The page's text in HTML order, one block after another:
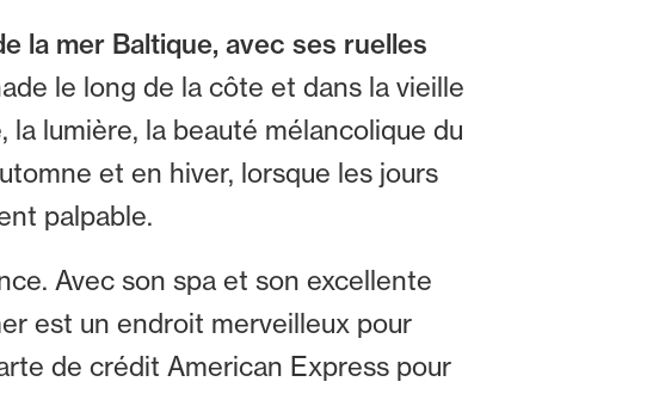
la mer Baltique, avec ses ruelles
le long de la côte et dans la vieille
lumière, la beauté mélancolique du
et en hiver, lorsque les jours
palpable.
Avec son spa et son excellente
est un endroit merveilleux pour
de crédit American Express pour